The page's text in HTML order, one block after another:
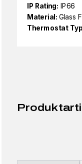
IP Rating: IP66
Material: Glass
Thermostat